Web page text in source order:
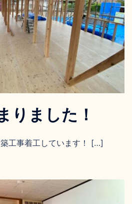
りました！
工事着工しています！ […]